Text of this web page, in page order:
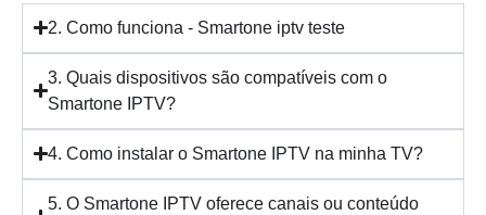
2. Como funciona - Smartone iptv teste
3. Quais dispositivos são compatíveis com o
Smartone IPTV?
4. Como instalar o Smartone IPTV na minha TV?
5. O Smartone IPTV oferece canais ou conteúdo